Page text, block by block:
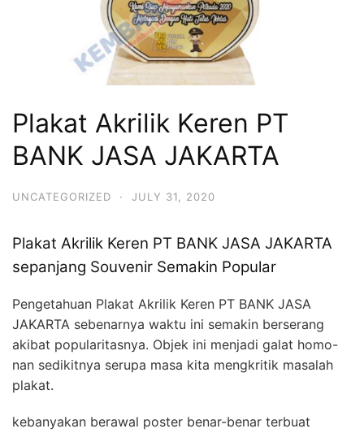
Plakat Akrilik Keren PT
BANK JASA JAKARTA
UNCATEGORIZED · JULY 31, 2020
Plakat Akrilik Keren PT BANK JASA JAKARTA
sepanjang Souvenir Semakin Popular
Pengetahuan Plakat Akrilik Keren PT BANK JASA
JAKARTA sebenarnya waktu ini semakin berserang
akibat popularitasnya. Objek ini menjadi galat homo-
nan sedikitnya serupa masa kita mengkritik masalah
plakat.
kebanyakan berawal poster benar-benar terbuat